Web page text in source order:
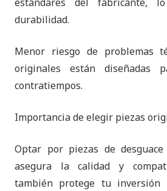
durabilidad.
Menor riesgo de problemas
originales están diseñadas
contratiempos.
Importancia de elegir piezas
Optar por piezas de
asegura la calidad y
también protege tu inversión